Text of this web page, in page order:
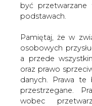
być
podstawach.
Pamiętaj, że w
osobowych
a przede
oraz prawo
danych. Prawa te
przestrzegane.
wobecPoznajemy